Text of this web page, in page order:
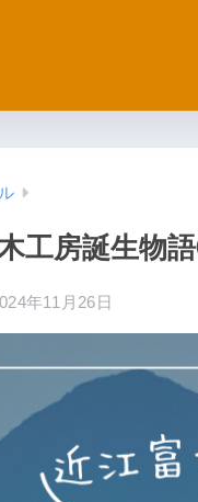
工房誕生物
年11月26日